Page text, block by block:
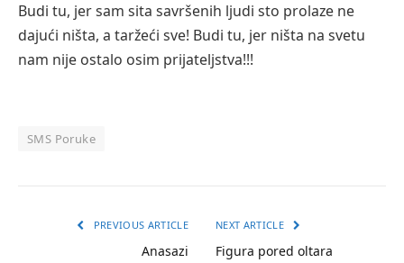
Budi tu, jer sam sita savršenih ljudi sto prolaze ne
dajući ništa, a taržeći sve! Budi tu, jer ništa na svetu
nam nije ostalo osim prijateljstva!!!
SMS Poruke
PREVIOUS ARTICLE
Anasazi
NEXT ARTICLE
Figura pored oltara